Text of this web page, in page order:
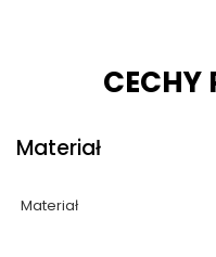
CECHY
Materiał
Materiał